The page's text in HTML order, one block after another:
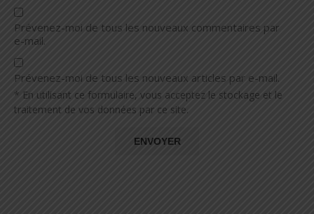
Prévenez-moi de tous les nouveaux commentaires par
e-mail.
Prévenez-moi de tous les nouveaux articles par e-mail.
* En utilisant ce formulaire, vous acceptez le stockage et le
traitement de vos données par ce site.